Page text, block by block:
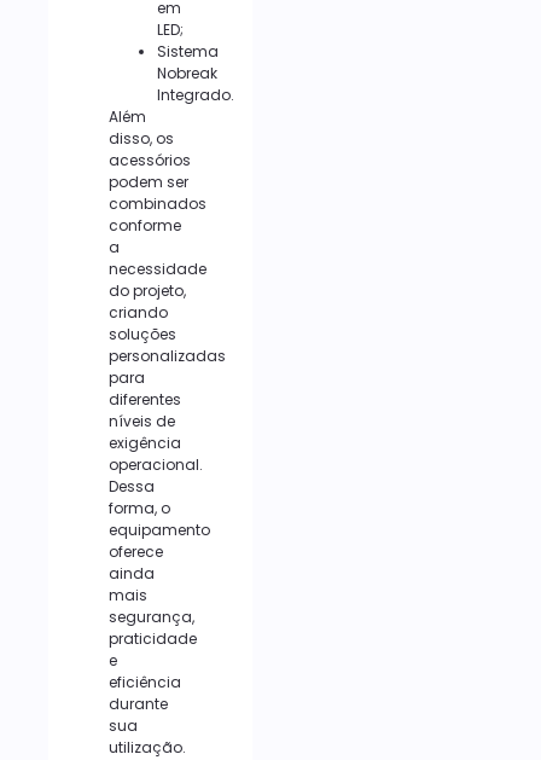
em
LED;
Sistema
Nobreak
Integrado.
Além
disso, os
acessórios
podem ser
combinados
conforme
a
necessidade
do projeto,
criando
soluções
personalizadas
para
diferentes
níveis de
exigência
operacional.
Dessa
forma, o
equipamento
oferece
ainda
mais
segurança,
praticidade
e
eficiência
durante
sua
utilização.